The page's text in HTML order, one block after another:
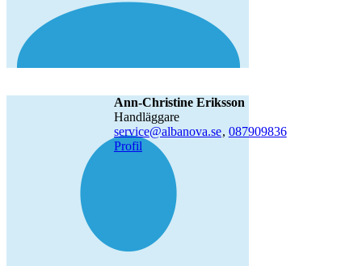
Ann-Christine Eriksson
handläggare
service@albanova.se, 087909836
Profil